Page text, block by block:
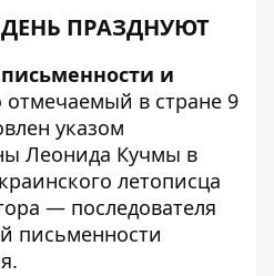
ПРАЗДНУЮТ
и
в стране 9
указом
Леонида Кучмы в
летописца
— последователя
письменности